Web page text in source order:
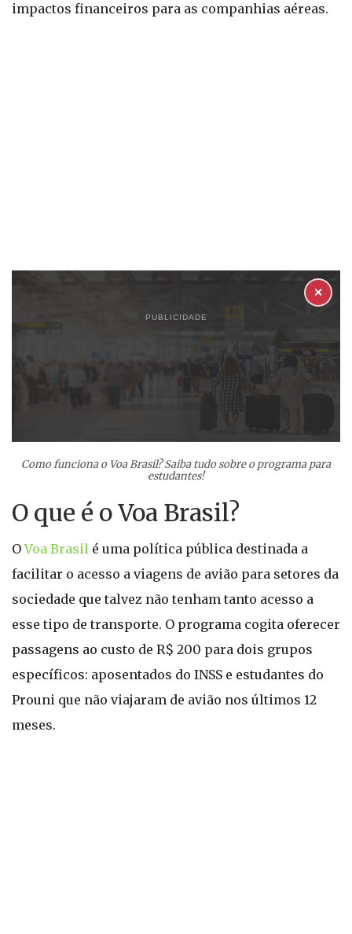
impactos financeiros para as companhias aéreas.
PUBLICIDADE
✕
Como funciona o Voa Brasil? Saiba tudo sobre o programa para
estudantes!
O que é o Voa Brasil?
OVoa Brasil é uma política pública destinada a
facilitar o acesso a viagens de avião para setores da
sociedade que talvez não tenham tanto acesso a
esse tipo de transporte. O programa cogita oferecer
passagens ao custo de R$ 200 para dois grupos
específicos: aposentados do INSS e estudantes do
Prouni que não viajaram de avião nos últimos 12
meses.